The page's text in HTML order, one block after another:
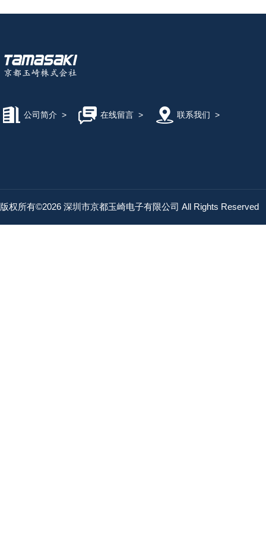
公司简介 > 在线留言> 联系我们 >
版权所有©2026 深圳市京都玉崎电子有限公司 All Rights Reserved